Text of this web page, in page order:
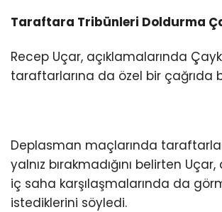
Taraftara Tribünleri Doldurma
Recep Uçar, açıklamalarında
taraftarlarına da özel bir çağrıda
Deplasman maçlarında
yalnız bırakmadığını belirten
iç saha karşılaşmalarında da
istediklerini söyledi.